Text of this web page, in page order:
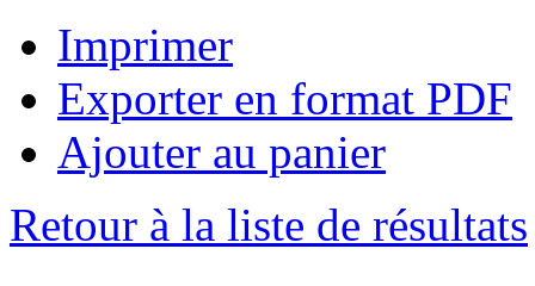
Imprimer
Exporter en format PDF
Ajouter au panier
Retour à la liste de résultats